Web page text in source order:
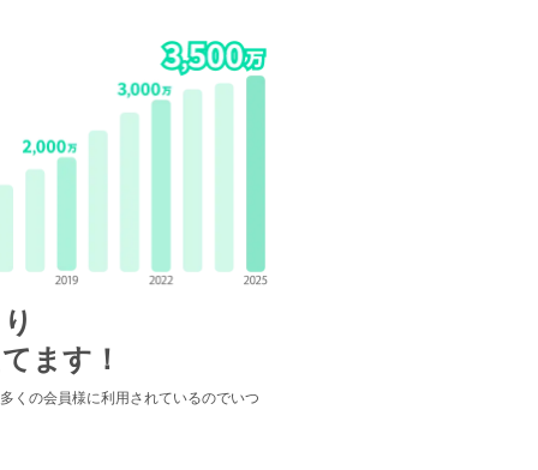
ます！
くの会員様に利用されているのでいつ